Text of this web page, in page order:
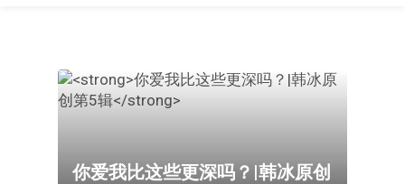
你爱我比这些更深吗？|韩冰原创